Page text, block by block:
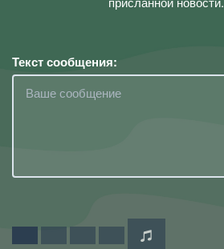
Текст сообщения: